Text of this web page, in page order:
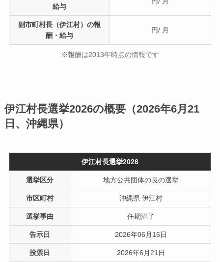
給与
副市町村長（伊江村）の報
酬・給与
円/ 月
※報酬は2013年時点の情報です
伊江村長選挙2026の概要（2026年6月21
日、沖縄県）
伊江村長選挙2026
選挙区分 地方公共団体の長の選挙
市区町村 沖縄県 伊江村
選挙事由 任期満了
告示日 2026年06月16日
投票日 2026年6月21日